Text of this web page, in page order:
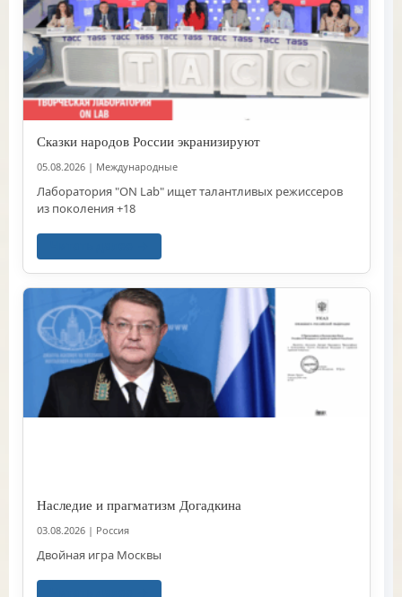
Сказки народов России экранизируют
05.08.2026 | Международные
Лаборатория "ON Lab" ищет талантливых режиссеров
из поколения +18
Наследие и прагматизм Догадкина
03.08.2026 | Россия
Двойная игра Москвы